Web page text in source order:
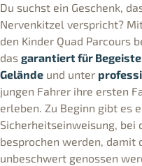
Du suchst ein Geschenk,
Nervenkitzel verspricht?
den Kinder Quad Parcours
das garantiert für
Gelände und unter
jungen Fahrer ihre ersten
erleben. Zu Beginn gibt es
Sicherheitseinweisung,
besprochen werden, damit
unbeschwert genossen